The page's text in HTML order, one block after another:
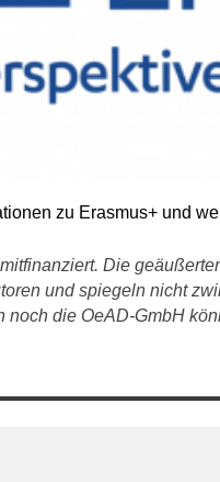
zu Erasmus+ und
Die
und spiegeln nicht
noch die OeAD-GmbH